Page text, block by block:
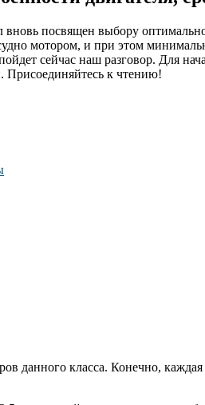
вновь посвящен выбору
мотором, и при этом
сейчас наш разговор. Для
Присоединяйтесь к чтению!
данного класса. Конечно,